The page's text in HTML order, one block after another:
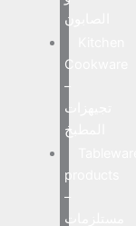
الصابون
Cookware
–
تجيهزات
المطبخ
products
–
مستلزمات